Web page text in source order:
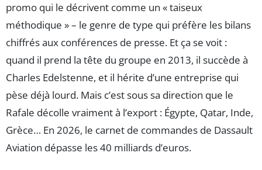
promo qui le décrivent comme un « taiseux
méthodique » – le genre de type qui préfère les bilans
chiffrés aux conférences de presse. Et ça se voit :
quand il prend la tête du groupe en 2013, il succède à
Charles Edelstenne, et il hérite d’une entreprise qui
pèse déjà lourd. Mais c’est sous sa direction que le
Rafale décolle vraiment à l’export : Égypte, Qatar, Inde,
Grèce… En 2026, le carnet de commandes de Dassault
Aviation dépasse les 40 milliards d’euros.